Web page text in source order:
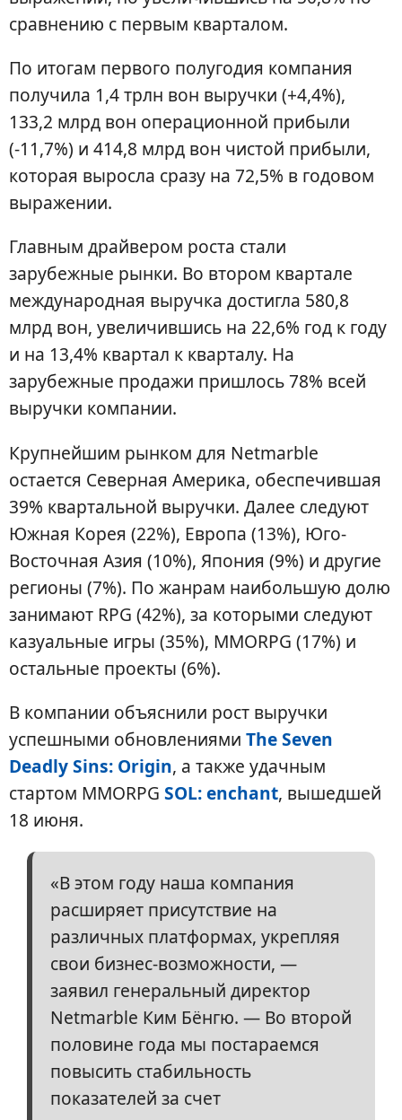
сравнению с первым кварталом.
По итогам первого полугодия компания
получила 1,4 трлн вон выручки (+4,4%),
133,2 млрд вон операционной прибыли
(-11,7%) и 414,8 млрд вон чистой прибыли,
которая выросла сразу на 72,5% в годовом
выражении.
Главным драйвером роста стали
зарубежные рынки. Во втором квартале
международная выручка достигла 580,8
млрд вон, увеличившись на 22,6% год к году
и на 13,4% квартал к кварталу. На
зарубежные продажи пришлось 78% всей
выручки компании.
Крупнейшим рынком для Netmarble
остается Северная Америка, обеспечившая
39% квартальной выручки. Далее следуют
Южная Корея (22%), Европа (13%), Юго-
Восточная Азия (10%), Япония (9%) и другие
регионы (7%). По жанрам наибольшую долю
занимают RPG (42%), за которыми следуют
казуальные игры (35%), MMORPG (17%) и
остальные проекты (6%).
В компании объяснили рост выручки
успешными обновлениями The Seven
Deadly Sins: Origin, а также удачным
стартом MMORPG SOL: enchant, вышедшей
18 июня.
«В этом году наша компания
расширяет присутствие на
различных платформах, укрепляя
свои бизнес-возможности, —
заявил генеральный директор
Netmarble Ким Бёнгю. — Во второй
половине года мы постараемся
повысить стабильность
показателей за счет